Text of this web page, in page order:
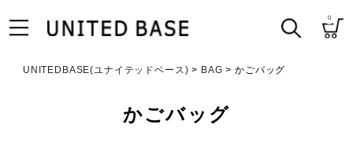
0
UNITEDBASE(ユナイテッドベース) BAG かごバッグ
かごバッグ